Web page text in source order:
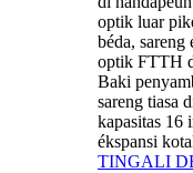
optik luar
béda, sareng
optik FTTH
Baki
sareng tiasa
kapasitas 16
ékspansi
TINGALI